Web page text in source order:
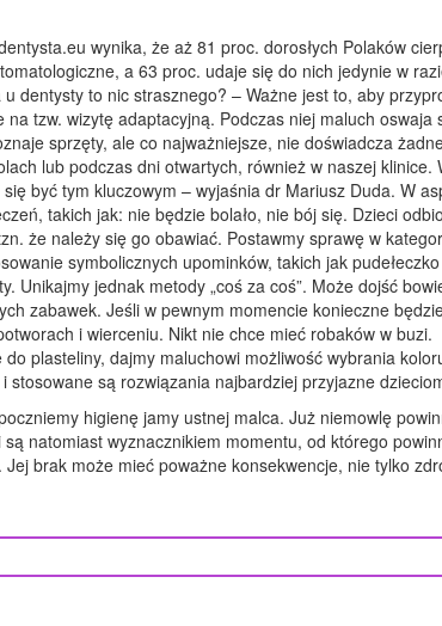
wynika, że aż 81 proc. dorosłych Polaków
a 63 proc. udaje się do nich jedynie w
dentysty to nic strasznego? – Ważne jest to, aby
tzw. wizytę adaptacyjną. Podczas niej maluch oswaja
sprzęty, ale co najważniejsze, nie doświadcza
lub podczas dni otwartych, również w naszej klinice.
być tym kluczowym – wyjaśnia dr Mariusz Duda. W
takich jak: nie będzie bolało, nie bój się. Dzieci
że należy się go obawiać. Postawmy sprawę w
symbolicznych upominków, takich jak
Unikajmy jednak metody „coś za coś”. Może dojść
zabawek. Jeśli w pewnym momencie konieczne
i wierceniu. Nikt nie chce mieć robaków w buzi.
plasteliny, dajmy maluchowi możliwość wybrania
są rozwiązania najbardziej przyjazne
higienę jamy ustnej malca. Już niemowlę
natomiast wyznacznikiem momentu, od którego
brak może mieć poważne konsekwencje, nie tylko